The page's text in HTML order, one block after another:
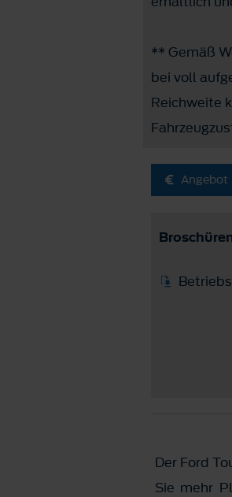
** Gemäß
bei voll
Reichweite
Angebot
Der Ford
Sie mehr